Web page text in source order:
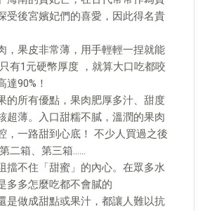
受後宮嬪妃們的喜愛，因此得名貴
，果皮非常薄，用手輕輕一捏就能
有1元硬幣厚度 ，就算大口吃都咬
90%！
的所有優點，果肉肥厚多汁、甜度
超薄。入口甜糯不膩，溫潤的果肉
，一路甜到心底！ 不少人買過之後
二箱、第三箱……
擋不住「甜蜜」的內心。在眾多水
多多怎麼吃都不會膩的
是做成甜點或果汁，都讓人難以抗